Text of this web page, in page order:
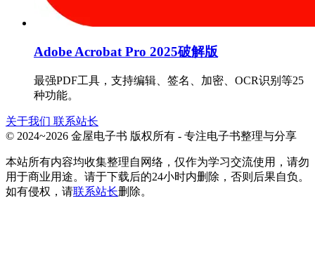
Adobe Acrobat Pro 2025破解版
最强PDF工具，支持编辑、签名、加密、OCR识别等25
种功能。
关于我们 联系站长
© 2024~2026 金屋电子书 版权所有 - 专注电子书整理与分享
本站所有内容均收集整理自网络，仅作为学习交流使用，请勿
用于商业用途。请于下载后的24小时内删除，否则后果自负。
如有侵权，请联系站长删除。